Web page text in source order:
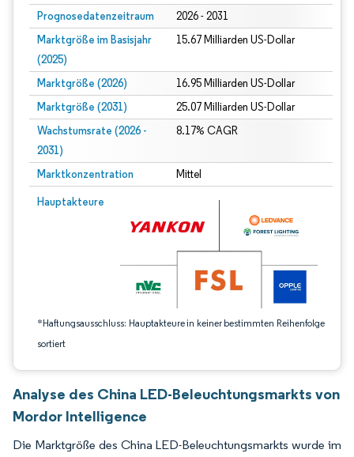
Prognosedatenzeitraum 2026 - 2031
Marktgröße im Basisjahr
(2025)
15.67 Milliarden US-Dollar
Marktgröße (2026) 16.95 Milliarden US-Dollar
Marktgröße (2031) 25.07 Milliarden US-Dollar
Wachstumsrate (2026 -
2031)
8.17% CAGR
Marktkonzentration Mittel
Hauptakteure
*Haftungsausschluss: Hauptakteure in keiner bestimmten Reihenfolge
sortiert
Bild © Mordor Intelligence. Wiederverwendung erfordert Namensnennung
Analyse des China LED-Beleuchtungsmarkts von
Mordor Intelligence
Die Marktgröße des China LED-Beleuchtungsmarkts wurde im